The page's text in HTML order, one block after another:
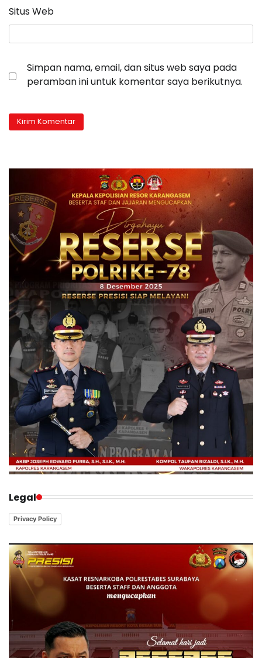
Situs Web
Simpan nama, email, dan situs web saya pada
peramban ini untuk komentar saya berikutnya.
Legal
Privacy Policy